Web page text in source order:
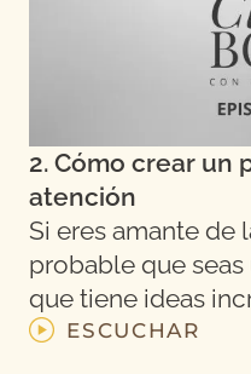
2. Cómo crear un
atención
Si eres amante de
probable que
que tiene ideas
ESCUCHAR